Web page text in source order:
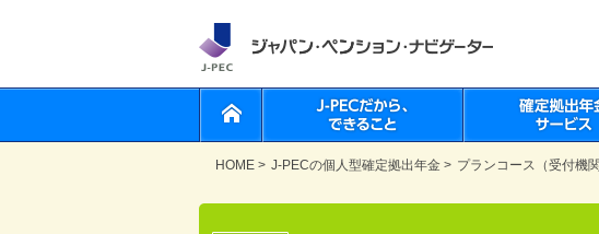
HOME > J-PECの個人型確定拠出年金 > プランコース（受付機関